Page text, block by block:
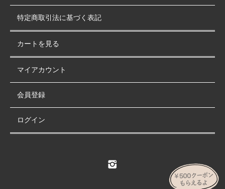
特定商取引法に基づく表記
カートを見る
マイアカウント
会員登録
ログイン